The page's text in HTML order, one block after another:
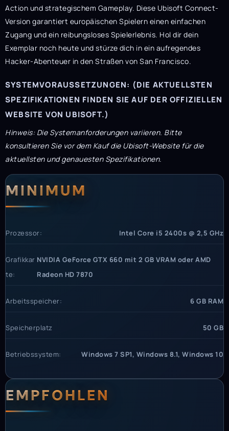
Action und strategischem Gameplay. Diese Ubisoft Connect-
Version garantiert europäischen Spielern einen einfachen
Zugang und ein reibungsloses Spielerlebnis. Hol dir dein
Exemplar noch heute und stürze dich in ein aufregendes
Hacker-Abenteuer in den Straßen von San Francisco.
SYSTEMVORAUSSETZUNGEN: (DIE AKTUELLSTEN
SPEZIFIKATIONEN FINDEN SIE AUF DER OFFIZIELLEN
WEBSITE VON UBISOFT.)
Hinweis: Die Systemanforderungen variieren. Bitte
konsultieren Sie vor dem Kauf die Ubisoft-Website für die
aktuellsten und genauesten Spezifikationen.
MINIMUM
Prozessor: Intel Core i5 2400s @ 2,5 GHz
Grafikkar
te:
NVIDIA GeForce GTX 660 mit 2 GB VRAM oder AMD
Radeon HD 7870
Arbeitsspeicher: 6 GB RAM
Speicherplatz 50 GB
Betriebssystem: Windows 7 SP1, Windows 8.1, Windows 10
EMPFOHLEN